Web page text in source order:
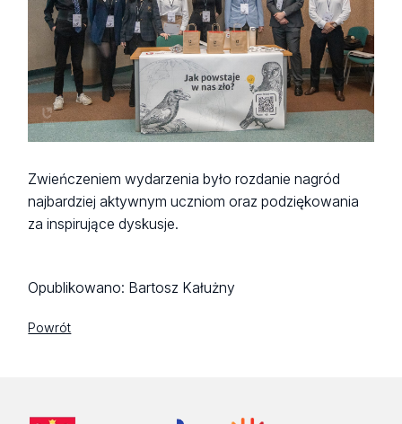
Zwieńczeniem wydarzenia było rozdanie nagród
najbardziej aktywnym uczniom oraz podziękowania
za inspirujące dyskusje.
Opublikowano: Bartosz Kałużny
Powrót